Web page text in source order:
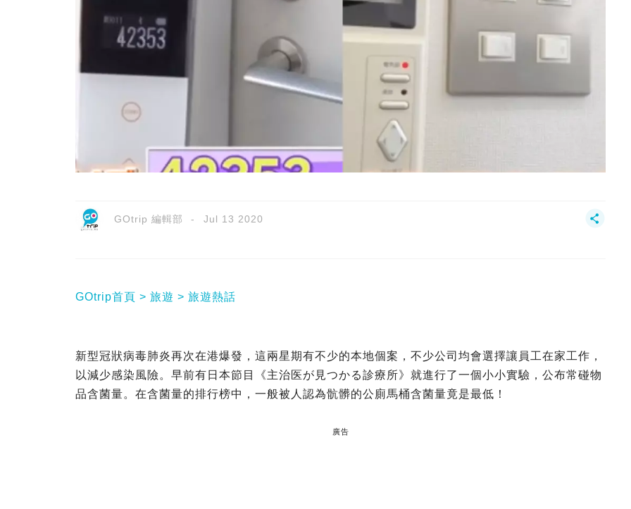
GOtrip 編輯部 Jul 13 2020
GOtrip首頁 旅遊 旅遊熱話
新型冠狀病毒肺炎再次在港爆發，這兩星期有不少的本地個案，不少公司均會選擇讓員工在家工作，
以減少感染風險。早前有日本節目《主治医が見つかる診療所》就進行了一個小小實驗，公布常碰物
品含菌量。在含菌量的排行榜中，一般被人認為骯髒的公廁馬桶含菌量竟是最低！
廣告